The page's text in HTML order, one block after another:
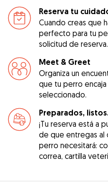
Reserva tu
Cuando creas que
perfecto para tu
solicitud de reserva.
Meet & Greet
Organiza un
que tu perro
seleccionado.
Preparados,
¡Tu reserva está a
de que entregas
perro necesitará:
correa, cartilla